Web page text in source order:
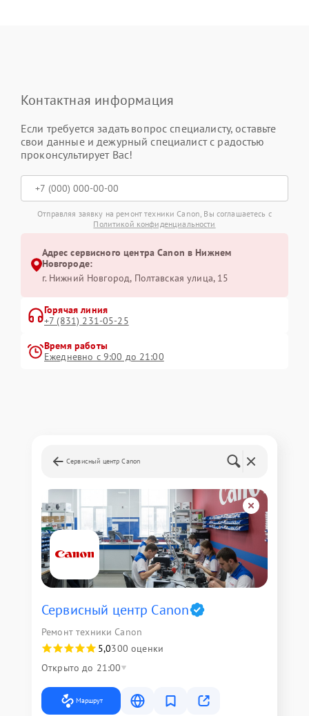
Контактная информация
Если требуется задать вопрос специалисту, оставьте
свои данные и дежурный специалист с радостью
проконсультирует Вас!
Отправляя заявку на ремонт техники Canon, Вы соглашаетесь с
Политикой конфиденциальности
Адрес сервисного центра Canon в Нижнем
Новгороде:
г. Нижний Новгород, Полтавская улица, 15
Горячая линия
+7 (831) 231-05-25
Время работы
Ежедневно с 9:00 до 21:00
Сервисный центр Canon
Сервисный центр Canon
Ремонт техники Canon
5,0300 оценки
Открыто до 21:00
Маршрут